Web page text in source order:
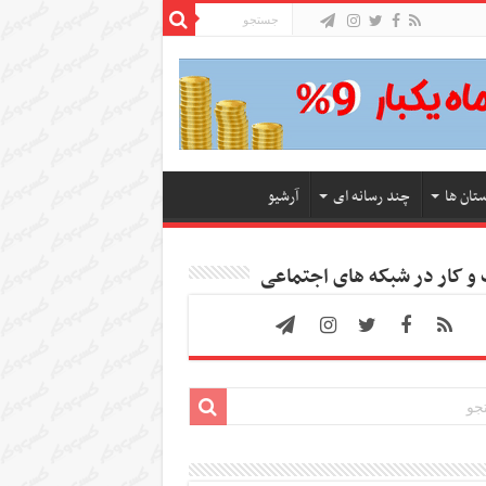
ها چند رسانه ای آرشیو
کار در شبکه های اجتماعی